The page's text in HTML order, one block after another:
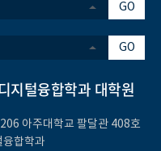
GO
GO
지털융합학과 대학원
아주대학교 팔달관 408호
합학과